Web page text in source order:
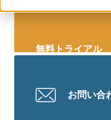
無料トライアル
お問い合